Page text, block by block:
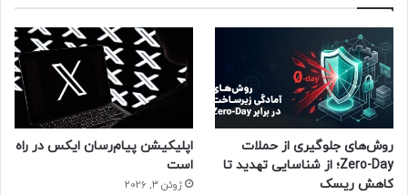
روش‌های جلوگیری از حملات
Zero-Day؛ از شناسایی تهدید تا
کاهش ریسک
اپلیکیشن پیام‌رسان ایکس در راه
است
ژوئن 3, 2026